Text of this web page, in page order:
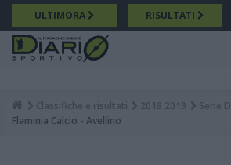
Salta
al
contenuto
principale
ULTIMORA RISULTATI
Breadcrumb
Classifiche e risultati 2018 2019 Serie D
Flaminia Calcio - Avellino